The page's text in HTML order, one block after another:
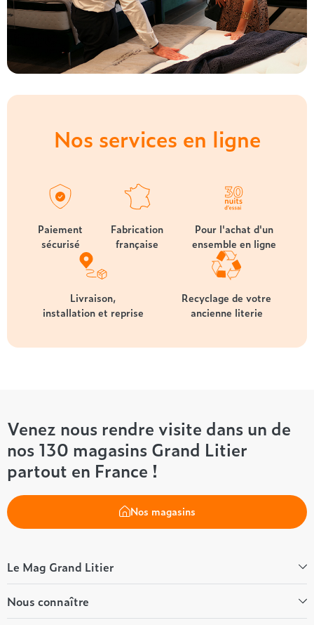
Nos services en ligne
Paiement
sécurisé
Fabrication
française
Pour l'achat d'un
ensemble en ligne
Livraison,
installation et reprise
Recyclage de votre
ancienne literie
Venez nous rendre visite dans un de
nos 130 magasins Grand Litier
partout en France !
Nos magasins
Le Mag Grand Litier
Bien-être
Conseils literie
Nous connaître